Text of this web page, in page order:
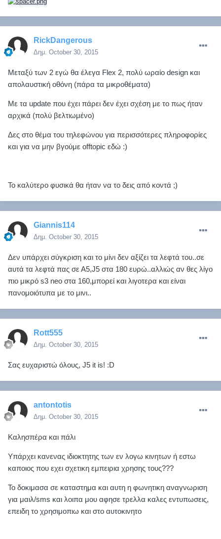
RickDangerous
Δημ. October 30, 2015
Μεταξύ των 2 εγώ θα έλεγα Flex 2, πολύ ωραίο design και
απολαυστική οθόνη (πάρα τα μικροθέματα)
Mε τα update που έχει πάρει δεν έχει σχέση με το πως ήταν
αρχικά (πολύ βελτιωμένο)
Δες στο θέμα του τηλεφώνου για περισσότερες πληροφορίες
και για να μην βγούμε offtopic εδώ :)
Το καλύτερο φυσικά θα ήταν να το δεις από κοντά ;)
Giannis114
Δημ. October 30, 2015
Δεν υπάρχει σύγκριση και το μίνι δεν αξίζει τα λεφτά του..σε
αυτά τα λεφτά πας σε Α5,J5 στα 180 ευρώ..αλλιώς αν θες λίγο
πιο μικρό s3 neo στα 160,μπορεί και λιγοτερα και είναι
πανομοιότυπα με το μινι..
Rott555
Δημ. October 30, 2015
Σας ευχαριστώ όλους, J5 it is! :D
antontotis
Δημ. October 30, 2015
Καλησπέρα και πάλι
Υπάρχει κανενας ιδιοκτητης των εν λογω κινητων ή εστω
καποιος που εχει σχετικη εμπειρια χρησης τους???
Το δοκιμασα σε καταστημα και αυτη η φωνητικη αναγνωριση
για μαιλ/sms και λοιπα μου αφησε τρελλα καλες εντυπωσεις,
επειδη το χρησιμοπιω και στο αυτοκινητο